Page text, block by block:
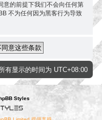
意的前提下我们不会向任何第
不为任何因为黑客行为导致
有显示的时间为 UTC+08:00
Styles